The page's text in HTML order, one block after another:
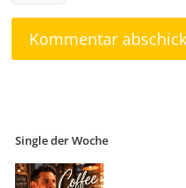
Single der Woche